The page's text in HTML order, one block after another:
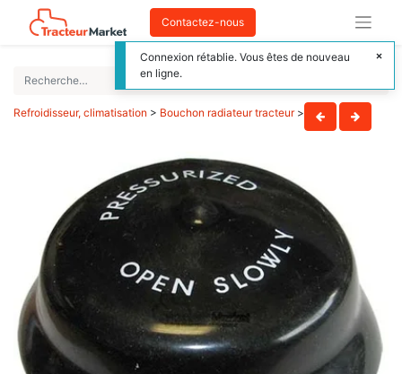
Contactez-nous
Refroidisseur, climatisation > Bouchon radiateur tracteur>
Connexion rétablie. Vous êtes de nouveau
en ligne.